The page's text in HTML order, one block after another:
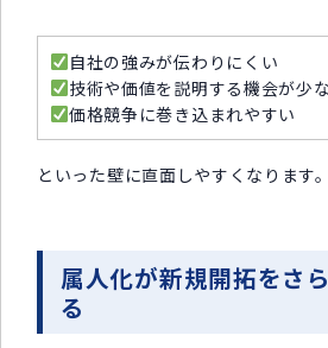
自社の強みが伝わりにくい
技術や価値を説明する機会が少
価格競争に巻き込まれやすい
といった壁に直面しやすくなります。
属人化が新規開拓をさ
る